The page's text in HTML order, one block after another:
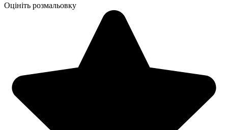
Оцініть розмальовку